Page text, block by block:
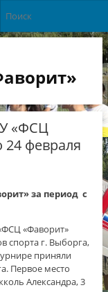
«ФСЦ
24 февраля
за период с
«Фаворит»
спорта г. Выборга,
приняли
Первое место
Александра, 3